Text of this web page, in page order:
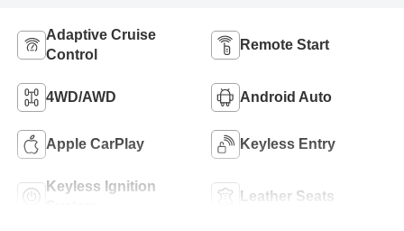
Adaptive Cruise
Control
Remote Start
4WD/AWD Android Auto
Apple CarPlay Keyless Entry
Keyless Ignition
Leather Seats